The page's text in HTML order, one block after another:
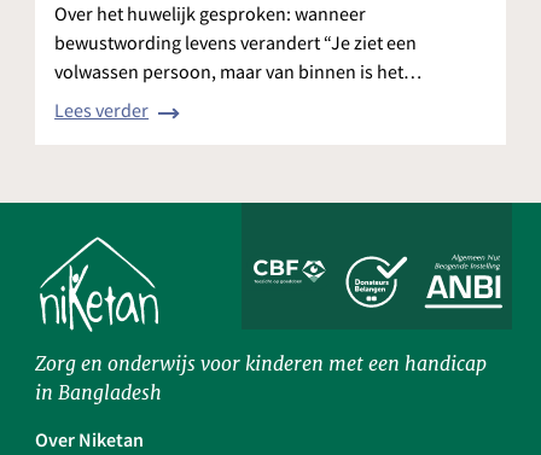
Over het huwelijk gesproken: wanneer
bewustwording levens verandert “Je ziet een
volwassen persoon, maar van binnen is het…
Lees verder
Zorg en onderwijs voor kinderen met een handicap
in Bangladesh
Over Niketan